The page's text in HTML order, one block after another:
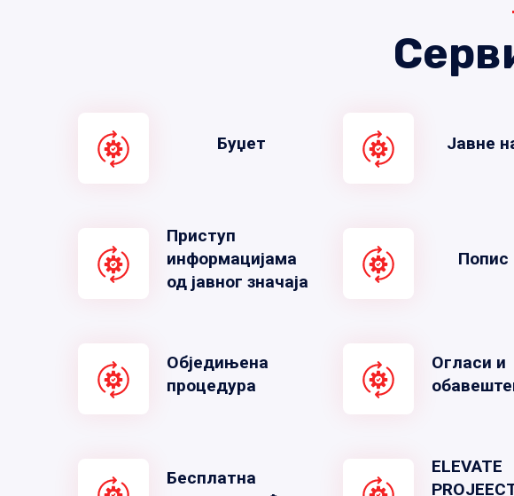
Буџет Јавне
Приступ
информацијама
од јавног значаја
Попис
Обједињена
процедура
Огласи и
Бесплатна
ELEVATE